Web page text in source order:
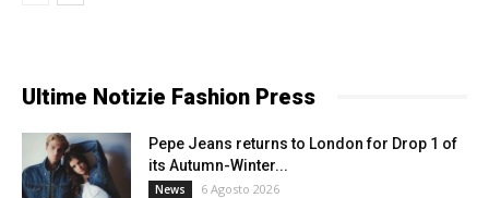
Ultime Notizie Fashion Press
Pepe Jeans returns to London for Drop 1 of
its Autumn-Winter...
News 6 Agosto 2026